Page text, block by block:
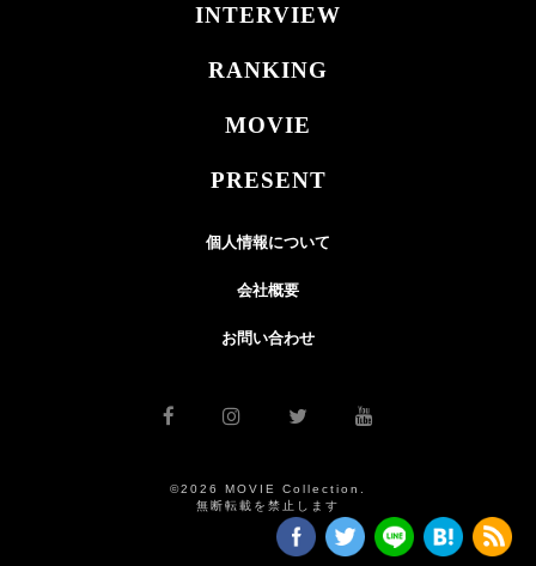
INTERVIEW
RANKING
MOVIE
PRESENT
個人情報について
会社概要
お問い合わせ
©2026 MOVIE Collection.
無断転載を禁止します